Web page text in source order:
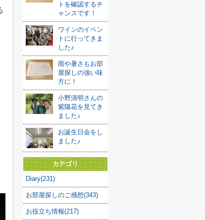
トを確認するチ
ャンスです！
ワインのイベン
トに行ってきま
した♪
雨や暑さもお部
屋探しの強い味
方に！
小野清明さんの
紫陽花を見てき
ました♪
お誕生日会をし
ました♪
カテゴリ
Diary(231)
お部屋探しのご感想(343)
お役立ち情報(217)